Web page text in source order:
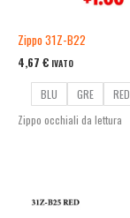
Zippo 31Z-B22
4,67 € IVATO
BLU GRE RED
Zippo occhiali da lettura